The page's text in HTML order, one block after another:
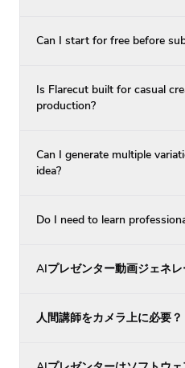
Can I start for free before
Is Flarecut built for casual
production?
Can I generate multiple
idea?
Do I need to learn
AIプレゼンター動画ジェネレ
人間講師をカメラ上に必要？